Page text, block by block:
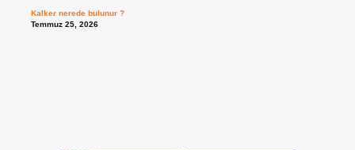
Kalker nerede bulunur ?
Temmuz 25, 2026